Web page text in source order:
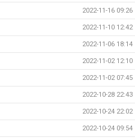
2022-11-16 09:26
2022-11-10 12:42
2022-11-06 18:14
2022-11-02 12:10
2022-11-02 07:45
2022-10-28 22:43
2022-10-24 22:02
2022-10-24 09:54